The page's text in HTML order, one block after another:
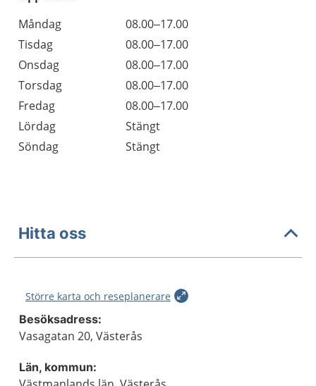
Dag
Öppettider
Kommentarer
Måndag
08.00–17.00
Tisdag
08.00–17.00
Onsdag
08.00–17.00
Torsdag
08.00–17.00
Fredag
08.00–17.00
Lördag
Stängt
Söndag
Stängt
Hitta oss
Större karta och reseplanerare
Besöksadress:
Vasagatan 20, Västerås
Län, kommun: